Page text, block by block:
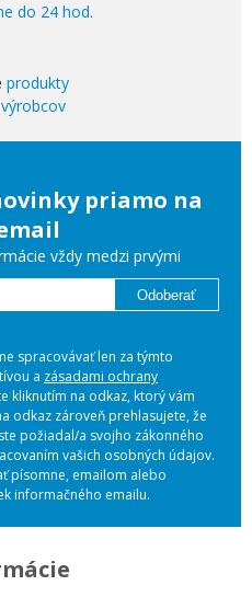
do 24 hod.
produkty
priamo na
vždy medzi prvými
Odoberať
spracovávať len za týmto
a zásadami ochrany
kliknutím na odkaz, ktorý vám
odkaz zároveň prehlasujete, že
požiadal/a svojho zákonného
vašich osobných údajov.
písomne, emailom alebo
informačného emailu.